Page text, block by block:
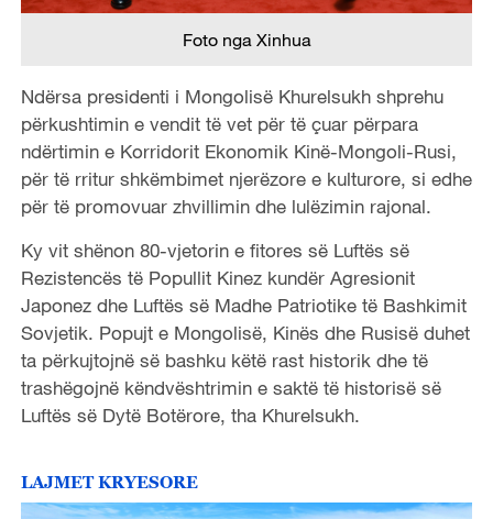
Foto nga Xinhua
Ndërsa presidenti i Mongolisë Khurelsukh shprehu
përkushtimin e vendit të vet për të çuar përpara
ndërtimin e Korridorit Ekonomik Kinë-Mongoli-Rusi,
për të rritur shkëmbimet njerëzore e kulturore, si edhe
për të promovuar zhvillimin dhe lulëzimin rajonal.
Ky vit shënon 80-vjetorin e fitores së Luftës së
Rezistencës të Popullit Kinez kundër Agresionit
Japonez dhe Luftës së Madhe Patriotike të Bashkimit
Sovjetik. Popujt e Mongolisë, Kinës dhe Rusisë duhet
ta përkujtojnë së bashku këtë rast historik dhe të
trashëgojnë këndvështrimin e saktë të historisë së
Luftës së Dytë Botërore, tha Khurelsukh.
LAJMET KRYESORE